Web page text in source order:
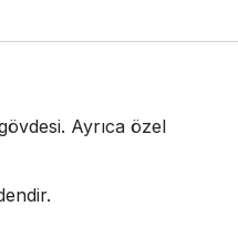
Ayrıca özel